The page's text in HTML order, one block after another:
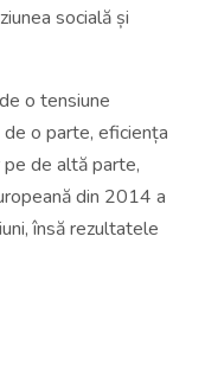
socială și
o tensiune
o parte, eficiența
pe de altă parte,
din 2014 a
însă rezultatele